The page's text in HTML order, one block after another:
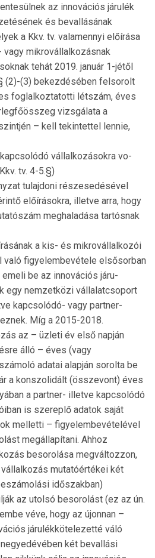
az innovációs járulék
és be­vallásának
a Kkv. tv. vala­mennyi előírása
mik­ro­vállalkozásnak
tehát 2019. január 1-jétől
(2)-(3) bekezdésében felsorolt
foglal­koz­tatotti létszám, éves
vizsgálata a
– kell tekintettel lennie,
kapcsolódó vállalkozásokra vo­
tv. 4-5.§)
tulajdoni részesedésével
előírásokra, illetve arra, hogy
meghaladása tartós­nak
a kis- és mikrovál­lal­kozói
való figyelembevétele el­ső­sorban
be az innovációs já­ru­
egy nemzetközi vállalat­cso­port
kapcsolódó- vagy part­ner­
Míg a 2015-2018.
az – üzleti év első napján
álló – éves (vagy
adatai alapján sorolta be
a konszolidált (összevont) éves
a partner- illetve kapcsolódó
is szereplő adatok saját
melletti – figyelembevételével
megállapítani. Ahhoz
besorolása megváltozzon,
mutatóértékei két
időszakban)
az utolsó besorolást (ez az ún.
véve, hogy az újonnan –
járulékkötelezetté váló
két bevallási